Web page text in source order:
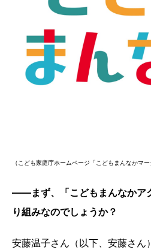
（こども家庭庁ホームページ「こどもまんなかマー
――まず、「こどもまんなかア
り組みなのでしょうか？
安藤温子さん（以下、安藤さん